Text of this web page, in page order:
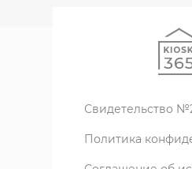
Свидетельство
Политика